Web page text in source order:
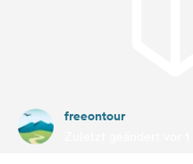
freeontour